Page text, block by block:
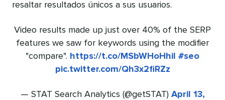
resaltar resultados únicos a sus usuarios.
Video results made up just over 40% of the SERP
features we saw for keywords using the modifier
"compare". https://t.co/MSbWHoHhil #seo
pic.twitter.com/Qh3x2fiRZz
— STAT Search Analytics (@getSTAT) April 13,